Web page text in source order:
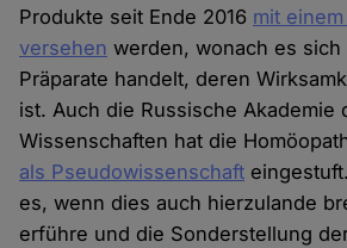
Produkte seit Ende 2016 mit
versehen werden, wonach es sich
Präparate handelt, deren
ist. Auch die Russische Akademie
Wissenschaften hat die
als Pseudowissenschaft
es, wenn dies auch hierzulande
erführe und die Sonderstellung